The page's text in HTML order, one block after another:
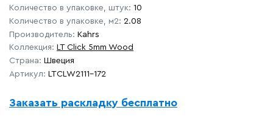
Количество в упаковке, штук: 10
Количество в упаковке, м2: 2.08
Производитель: Kahrs
Коллекция: LT Click 5mm Wood
Страна: Швеция
Артикул: LTCLW2111-172
Заказать раскладку бесплатно